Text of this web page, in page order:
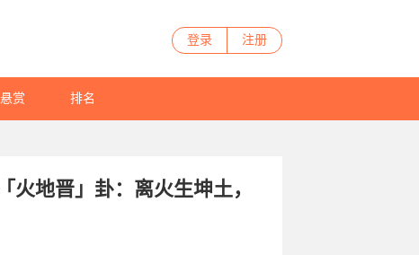
登录 注册
悬赏 排名
火地晋」卦：离火生坤土，